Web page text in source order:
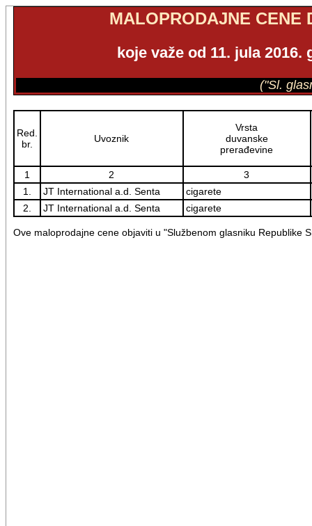
MALOPRODAJNE CENE
koje važe od 11. jula
("Sl.
Red.
br.
Uvoznik
Vrsta
duvanske
prerađevine
1 2
3
1.
JT International a.d. Senta
cigarete
2.
JT International a.d. Senta cigarete
Ove maloprodajne cene objaviti u "Službenom glasniku Republike